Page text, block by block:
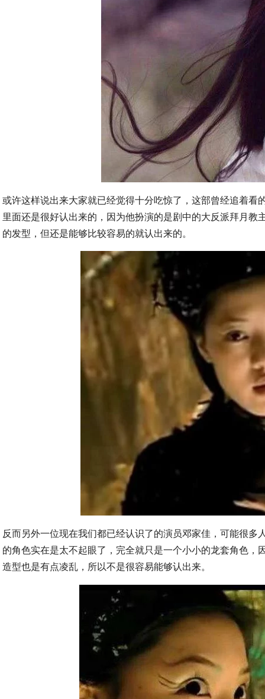
或许这样说出来大家就已经觉得十分吃惊了，这部曾经追着
里面还是很好认出来的，因为他扮演的是剧中的大反派拜月
的发型，但还是能够比较容易的就认出来的。
反而另外一位现在我们都已经认识了的演员邓家佳，可能很
的角色实在是太不起眼了，完全就只是一个小小的龙套角色
造型也是有点凌乱，所以不是很容易能够认出来。